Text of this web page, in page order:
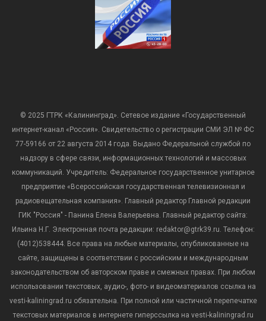
© 2025 ГТРК «Калининград». Сетевое издание «Государственный
интернет-канал «Россия». Свидетельство о регистрации СМИ ЭЛ № ФС
77-59166 от 22 августа 2014 года. Выдано Федеральной службой по
надзору в сфере связи, информационных технологий и массовых
коммуникаций. Учредитель: Федеральное государственное унитарное
предприятие «Всероссийская государственная телевизионная и
радиовещательная компания». Главный редактор Главной редакции
ГИК "Россия" - Панина Елена Валерьевна. Главный редактор сайта:
Ильина Н.Г. Электронная почта редакции: redaktor@gtrk39.ru. Телефон:
(4012)538444. Все права на любые материалы, опубликованные на
сайте, защищены в соответствии с российским и международным
законодательством об авторском праве и смежных правах. При любом
использовании текстовых, аудио-, фото- и видеоматериалов ссылка на
vesti-kaliningrad.ru обязательна. При полной или частичной перепечатке
текстовых материалов в интернете гиперссылка на vesti-kaliningrad.ru